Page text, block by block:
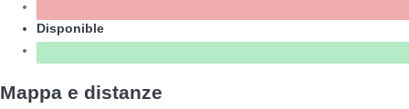
Disponible
Mappa e distanze